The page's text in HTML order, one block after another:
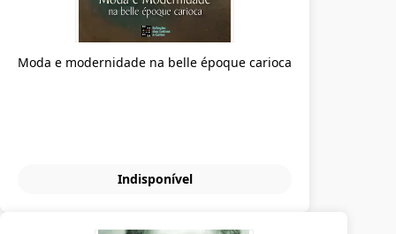
Moda e modernidade na belle époque carioca
Indisponível